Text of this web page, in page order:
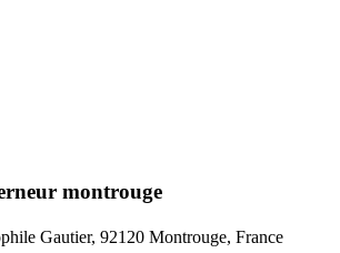
montrouge
Gautier, 92120 Montrouge, France